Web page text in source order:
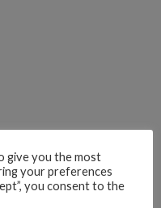
give you the most
your preferences
you consent to the